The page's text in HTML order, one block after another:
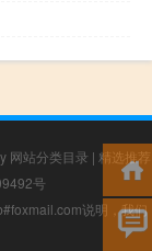
网站分类目录 | 精选推荐
号
说明，我们